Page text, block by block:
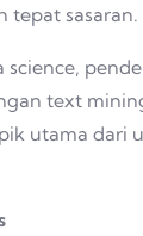
tepat sasaran.
science,
text
utama dari